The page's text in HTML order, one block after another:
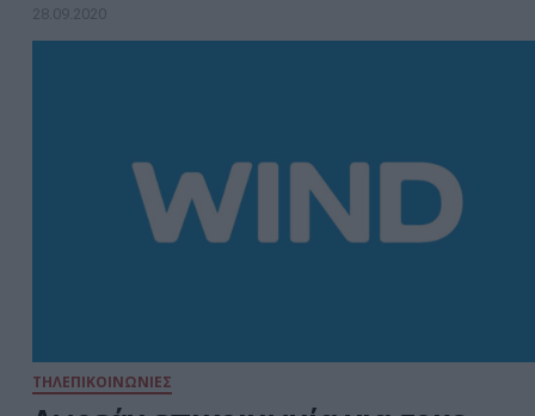
28.09.2020
ΤΗΛΕΠΙΚΟΙΝΩΝΙΕΣ